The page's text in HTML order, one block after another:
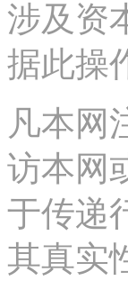
涉及资
据此操
凡本网
访本网
于传递
其真实